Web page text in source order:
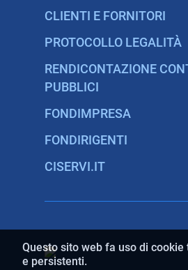
Questo sito web fa uso di
e persistenti.
CLIENTI E FORNITORI
PROTOCOLLO LEGALITÀ
RENDICONTAZIONE
PUBBLICI
FONDIMPRESA
FONDIRIGENTI
CISERVI.IT